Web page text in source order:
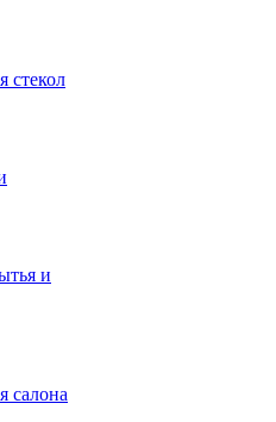
стекол
и
салона